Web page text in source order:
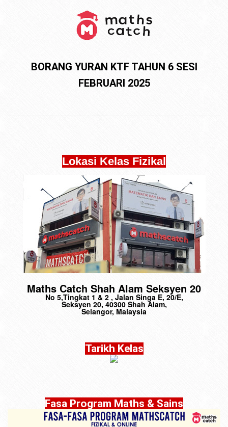
BORANG YURAN KTF TAHUN 6 SESI
FEBRUARI 2025
Lokasi Kelas Fizikal
Maths Catch Shah Alam Seksyen 20
No 5,Tingkat 1 & 2 , Jalan Singa E, 20/E,
Seksyen 20, 40300 Shah Alam,
Selangor, Malaysia
Tarikh Kelas
Fasa Program Maths & Sains